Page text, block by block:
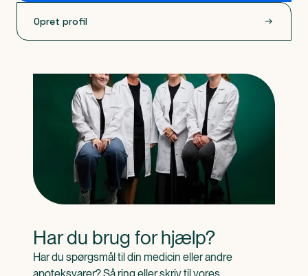
Opret profil
Har du brug for hjælp?
Har du spørgsmål til din medicin eller andre